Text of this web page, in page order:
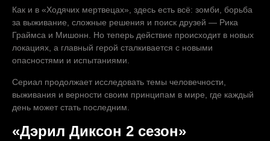
Как и в «Ходячих мертвецах», здесь есть всё: зомби, борьба
за выживание, сложные решения и поиск друзей — Рика
Граймса и Мишонн. Но теперь действие происходит в новых
локациях, а главный герой сталкивается с новыми
опасностями и испытаниями.
Сериал продолжает исследовать темы человечности,
выживания и верности своим принципам в мире, где каждый
день может стать последним.
«Дэрил Диксон 2 сезон»